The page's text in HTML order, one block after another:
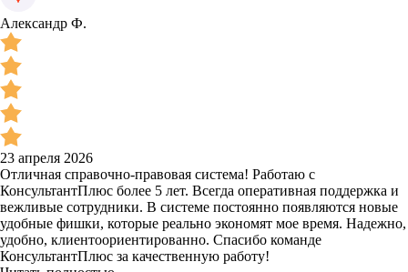
Александр Ф.
23 апреля 2026
Отличная справочно-правовая система! Работаю с
КонсультантПлюс более 5 лет. Всегда оперативная поддержка и
вежливые сотрудники. В системе постоянно появляются новые
удобные фишки, которые реально экономят мое время. Надежно,
удобно, клиентоориентированно. Спасибо команде
КонсультантПлюс за качественную работу!